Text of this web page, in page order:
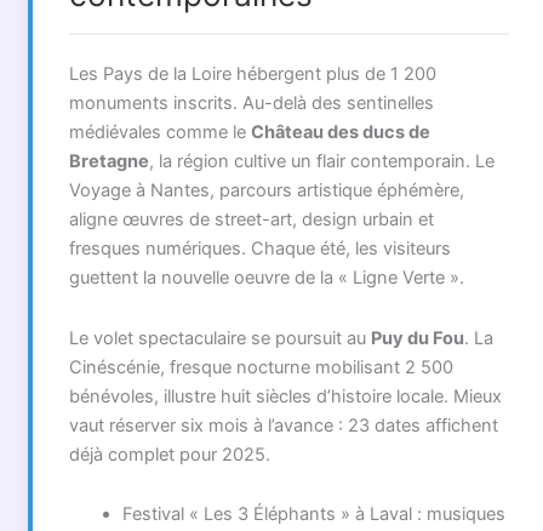
Les Pays de la Loire hébergent plus de 1 200
monuments inscrits. Au-delà des sentinelles
médiévales comme le Château des ducs de
Bretagne, la région cultive un flair contemporain. Le
Voyage à Nantes, parcours artistique éphémère,
aligne œuvres de street-art, design urbain et
fresques numériques. Chaque été, les visiteurs
guettent la nouvelle oeuvre de la « Ligne Verte ».
Le volet spectaculaire se poursuit au Puy du Fou. La
Cinéscénie, fresque nocturne mobilisant 2 500
bénévoles, illustre huit siècles d’histoire locale. Mieux
vaut réserver six mois à l’avance : 23 dates affichent
déjà complet pour 2025.
Festival « Les 3 Éléphants » à Laval : musiques